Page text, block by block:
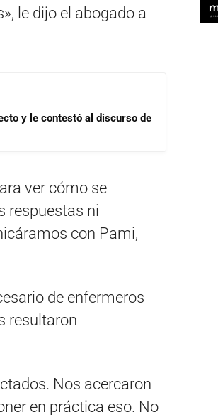
le dijo el abogado a
y le contestó al discurso de
ver cómo se
respuestas ni
con Pami,
de enfermeros
resultaron
Nos acercaron
en práctica eso. No